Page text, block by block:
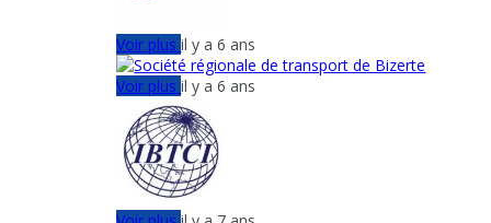
Voir plusil y a 6 ans
Voir plusil y a 6 ans